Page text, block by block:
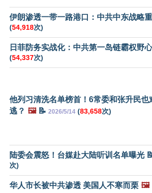
伊朗渗透一带一路港口：中共中东战略
(54,918次)
日菲防务实战化：中共第一岛链霸权野
(54,337次)
他列习清洗名单榜首！6常委和张升民也
逃？ 🖼️📝 2026/5/14 (83,658次)
陆委会震怒！台媒赴大陆听训名单曝光
次)
华人市长被中共渗透 美国人不寒而栗 🖼️